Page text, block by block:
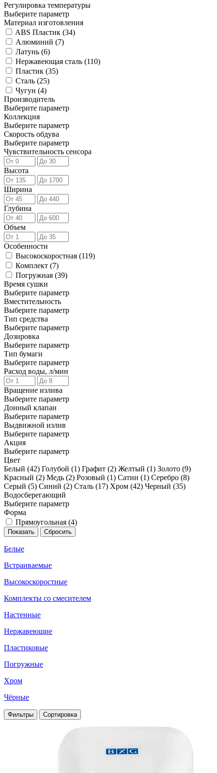
Регулировка температуры
Выберите параметр
Материал изготовления
ABS Пластик (34)
Алюминий (7)
Латунь (6)
Нержавеющая сталь (110)
Пластик (35)
Сталь (25)
Чугун (4)
Производитель
Выберите параметр
Коллекция
Выберите параметр
Скорость обдува
Выберите параметр
Чувствительность сенсора
Высота
Ширина
Глубина
Объем
Особенности
Высокоскоростная (119)
Комплект (7)
Погружная (39)
Время сушки
Выберите параметр
Вместительность
Выберите параметр
Тип средства
Выберите параметр
Дозировка
Выберите параметр
Тип бумаги
Выберите параметр
Расход воды, л/мин
Вращение излива
Выберите параметр
Донный клапан
Выберите параметр
Выдвижной излив
Выберите параметр
Акция
Выберите параметр
Цвет
Белый (42) Голубой (1) Графит (2) Желтый (1) Золото (9)
Красный (2) Медь (2) Розовый (1) Сатин (1) Серебро (8)
Серый (5) Синий (2) Сталь (17) Хром (42) Черный (35)
Водосберегающий
Выберите параметр
Форма
Прямоугольная (4)
Белые
Встраиваемые
Высокоскоростные
Комплекты со смесителем
Настенные
Нержавеющие
Пластиковые
Погружные
Хром
Чёрные
Фильтры Сортировка